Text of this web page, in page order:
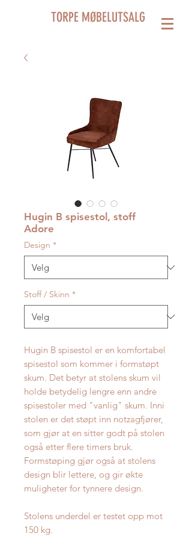
TORPE MØBELUTSALG
Hugin B spisestol, stoff
Adore
Design *
Stoff / Skinn *
Hugin B spisestol er en komfortabel
spisestol som kommer i formstøpt
skum. Det betyr at stolens skum vil
holde betydelig lengre enn andre
spisestoler med "vanlig" skum. Inni
stolen er det støpt inn notzagfjører,
som gjør at en sitter godt på stolen
også etter flere timers bruk.
Formstøping gjør også at stolens
design blir lettere, og gir økte
muligheter for tynnere design.
Stolens underdel er testet opp mot
150 kg.